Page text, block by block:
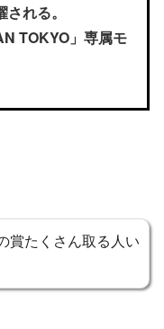
れる。
TOKYO」専属モ
賞たくさん取る人い